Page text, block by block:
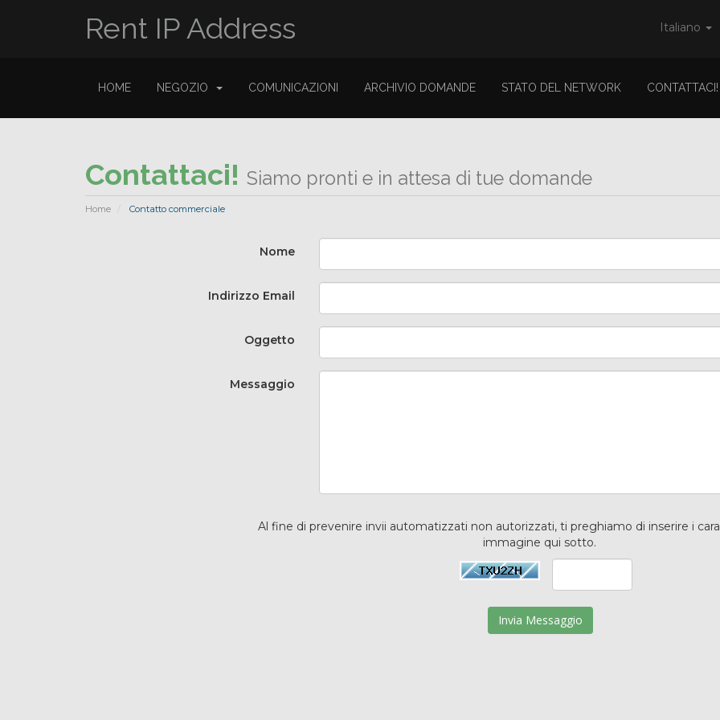
Italiano
Rent IP Address
HOME NEGOZIO COMUNICAZIONI ARCHIVIO DOMANDE STATO DEL NETWORK CONTATTACI!
Contattaci! Siamo pronti e in attesa di tue domande
Home Contatto commerciale
Nome
Indirizzo Email
Oggetto
Messaggio
Al fine di prevenire invii automatizzati non autorizzati, ti preghiamo di inserire i
immagine qui sotto.
Invia Messaggio